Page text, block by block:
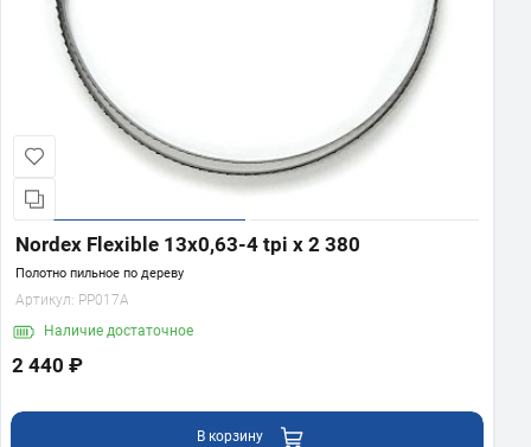
Nordex Flexible 13х0,63-4 tpi x 2 380
Полотно пильное по дереву
Артикул: PP017A
Наличие достаточное
2 440 ₽
В корзину